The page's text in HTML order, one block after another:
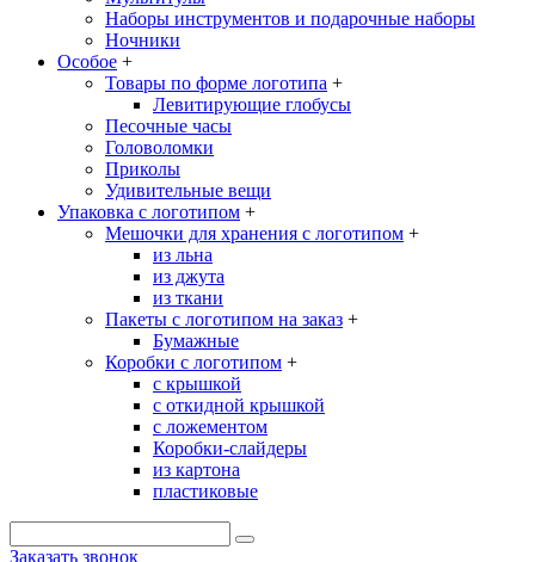
Наборы инструментов и подарочные наборы
Ночники
Особое +
Товары по форме логотипа +
Левитирующие глобусы
Песочные часы
Головоломки
Приколы
Удивительные вещи
Упаковка с логотипом +
Мешочки для хранения с логотипом +
из льна
из джута
из ткани
Пакеты с логотипом на заказ +
Бумажные
Коробки с логотипом +
с крышкой
с откидной крышкой
с ложементом
Коробки-слайдеры
из картона
пластиковые
Заказать звонок